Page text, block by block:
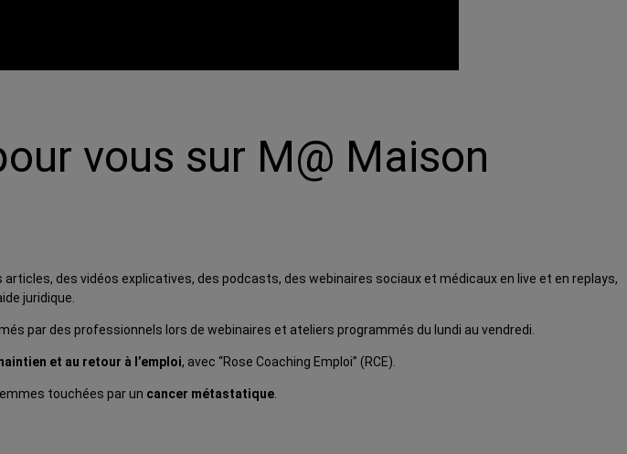
vous sur M@ Maison
articles, des vidéos explicatives, des podcasts, des webinaires sociaux et médicaux en live et en replays,
juridique.
par des professionnels lors de webinaires et ateliers programmés du lundi au vendredi.
et au retour à l’emploi, avec “Rose Coaching Emploi” (RCE).
touchées par un cancer métastatique.